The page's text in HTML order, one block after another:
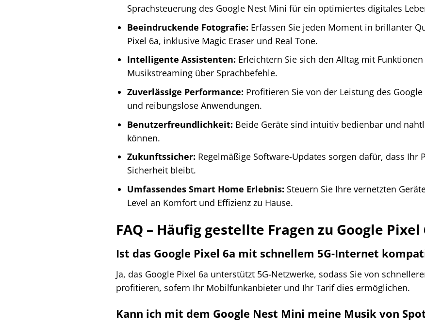
Sprachsteuerung des Google Nest Mini für ein optimiertes digitales
Beeindruckende Fotografie: Erfassen Sie jeden Moment in brillanter
Pixel 6a, inklusive Magic Eraser und Real Tone.
Intelligente Assistenten: Erleichtern Sie sich den Alltag mit
Musikstreaming über Sprachbefehle.
Zuverlässige Performance: Profitieren Sie von der Leistung des
und reibungslose Anwendungen.
Benutzerfreundlichkeit: Beide Geräte sind intuitiv bedienbar und
können.
Zukunftssicher: Regelmäßige Software-Updates sorgen dafür, dass
Sicherheit bleibt.
Umfassendes Smart Home Erlebnis: Steuern Sie Ihre vernetzten
Level an Komfort und Effizienz zu Hause.
FAQ – Häufig gestellte Fragen zu Google
Ist das Google Pixel 6a mit schnellem 5G-Internet
Ja, das Google Pixel 6a unterstützt 5G-Netzwerke, sodass Sie von
profitieren, sofern Ihr Mobilfunkanbieter und Ihr Tarif dies ermöglichen.
Kann ich mit dem Google Nest Mini meine Musik von